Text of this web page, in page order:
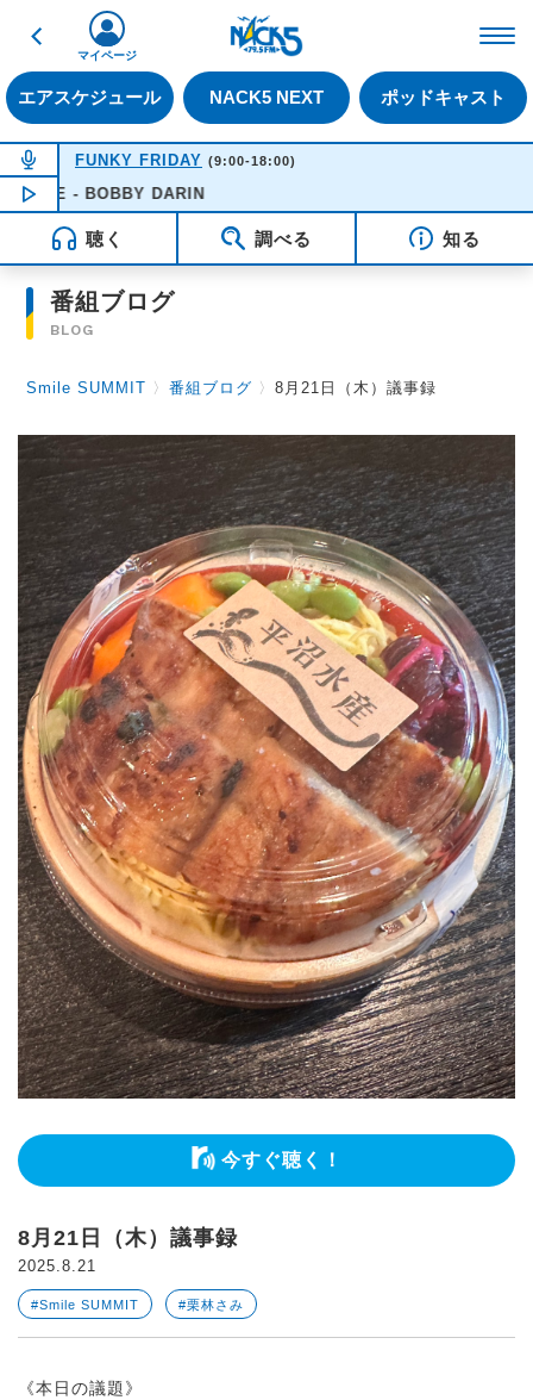
戻る
エアスケジュール NACK5 NEXT ポッドキャスト
マイページ
NOW ON AIR
FUNKY FRIDAY (9:00-18:00)
NOW PLAYING16:51
- BOBBY DARIN
聴く 調べる 知る
番組ブログ
BLOG
Smile SUMMIT 〉番組ブログ 〉8月21日（木）議事録
今すぐ聴く！
8月21日（木）議事録
2025.8.21
#Smile SUMMIT #栗林さみ
《本日の議題》